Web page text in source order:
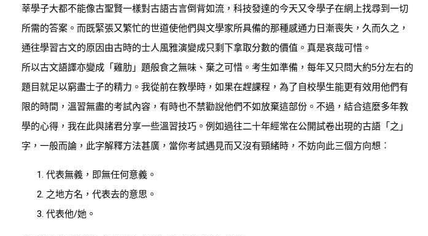
莘學子大都不能像古聖賢一樣對古語古言倒背如流，科技發達的今天又令學子在網上找尋到一切
所需的答案。而既緊張又繁忙的世道使他們與文學家所具備的那種感通力日漸喪失，久而久之，
通往學習古文的原因由古時的士人風雅演變成只剩下拿取分數的價值。真是哀哉可惜。
所以古文語譯亦變成「雞肋」題般食之無味、棄之可惜。考生如準備，每年又只問大約5分左右的
題目就足以窮盡士子的精力。我從前在教學時，如果在趕課程，為了自校學生能更有效用他們有
限的時間，溫習無盡的考試內容，有時也不禁勸說他們不如放棄這部份。不過，結合這麼多年教
學的心得，我在此與諸君分享一些溫習技巧。例如過往二十年經常在公開試卷出現的古語「之」
字，一般而論，此字解釋方法甚廣，當你考試遇見而又沒有頸緒時，不妨向此三個方向想︰
代表無義，即無任何意義。
之地方名，代表去的意思。
代表他/她。